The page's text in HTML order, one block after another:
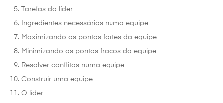
Tarefas do líder
Ingredientes necessários numa equipe
Maximizando os pontos fortes da equipe
Minimizando os pontos fracos da equipe
Resolver conflitos numa equipe
Construir uma equipe
O líder